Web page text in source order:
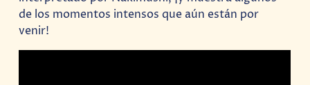
de los momentos intensos que aún están por
venir!